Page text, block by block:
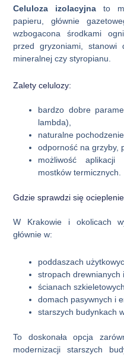
Celuloza izolacyjna to
papieru, głównie
wzbogacona środkami
przed gryzoniami, stanowi
mineralnej czy styropianu.
Zalety celulozy:
bardzo dobre
lambda),
naturalne
odporność na grzyby,
możliwość
mostków termicznych.
Gdzie sprawdzi się
W Krakowie i okolicach
głównie w:
poddaszach
stropach drewnianych
ścianach szkieletowych,
domach pasywnych i
starszych budynkach
To doskonała opcja
modernizacji starszych